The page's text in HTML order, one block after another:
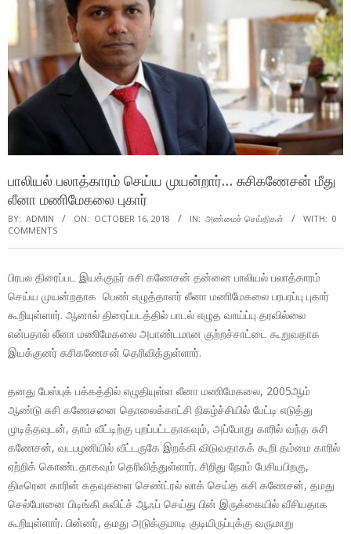
பாலியல் பலாத்காரம் செய்ய முயன்றார்… சுசிகணேசன் மீது
லீனா மணிமேகலை புகார்
BY: ADMIN ON: OCTOBER 16, 2018 IN: அண்மைச் செய்திகள் WITH: 0
COMMENTS
பிரபல திரைப்பட இயக்குநர் சுசி கணேசன் தன்னை பாலியல் பலாத்காரம்
செய்ய முயன்றதாக பெண் எழுத்தாளர் லீனா மணிமேகலை பரபரப்பு புகார்
கூறியுள்ளார். ஆனால் திரைப்படத்தில் பாடல் எழுத வாய்ப்பு தரவில்லை
என்பதால் லீனா மணிமேகலை அபாண்டமான குற்றச்சாட்டை கூறுவதாக
இயக்குனர் சுசிகணேசன் தெரிவித்துள்ளார்.
தனது பேஸ்புக் பக்கத்தில் எழுதியுள்ள லீனா மணிமேகலை, 2005ஆம்
ஆண்டு சுசி கணேசனை தொலைக்காட்சி நிகழ்ச்சியில் பேட்டி எடுத்து
முடித்தவுடன், தாம் வீட்டிற்கு புறப்பட்டதாகவும், அப்போது காரில் வந்த சுசி
கணேசன், வடபழனியில் வீட்டருகே இறக்கி விடுவதாகக் கூறி தம்மை காரில்
ஏற்றிக் கொண்டதாகவும் தெரிவித்துள்ளார். சிறிது நேரம் பேசியபிறகு,
திடீரென காரின் கதவுகளை செண்ட்ரல் லாக் செய்த சுசி கணேசன், தமது
செல்போனை பிடிங்கி சுவிட்ச் ஆஃப் செய்து பின் இருக்கையில் வீசியதாக
கூறியுள்ளார். பின்னர், தமது அடுக்குமாடி குடியிருப்புக்கு வருமாறு